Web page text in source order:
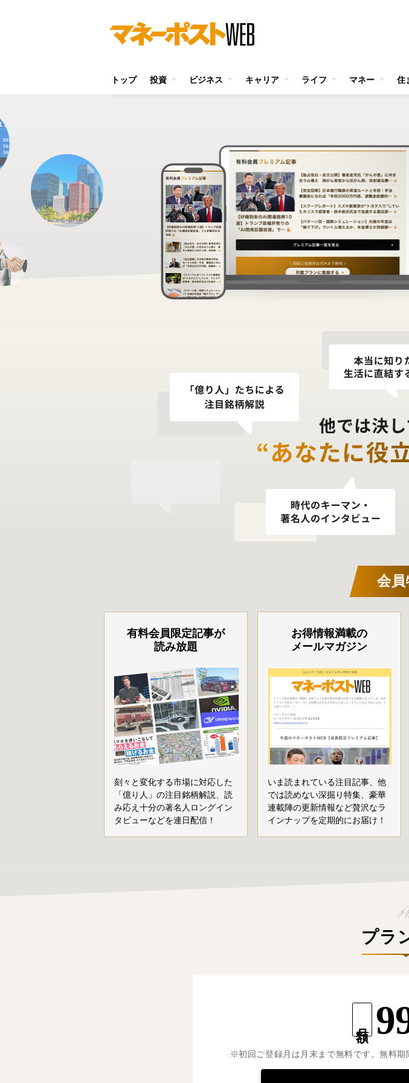
トップ 投資 ビジネス キャリア ライフ マネー 住
会員
有料会員限定記事が
読み放題
刻々と変化する市場に対応した
「億り人」の注目銘柄解説、読
み応え十分の著名人ロングイン
タビューなどを連日配信！
お得情報満載の
メールマガジン
いま読まれている注目記事、他
では読めない深掘り特集、豪華
連載陣の更新情報など贅沢なラ
インナップを定期的にお届け！
プラ
※初回ご登録月は月末まで無料です。無料期